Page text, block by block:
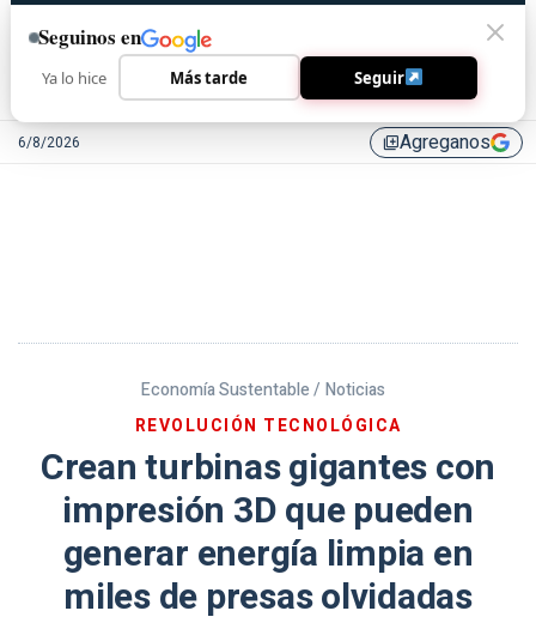
6/8/2026 library_addAgreganos
Economía Sustentable / Noticias
REVOLUCIÓN TECNOLÓGICA
Crean turbinas gigantes con
impresión 3D que pueden
generar energía limpia en
miles de presas olvidadas
Seguinos en
Ya lo hice Más tarde Seguir